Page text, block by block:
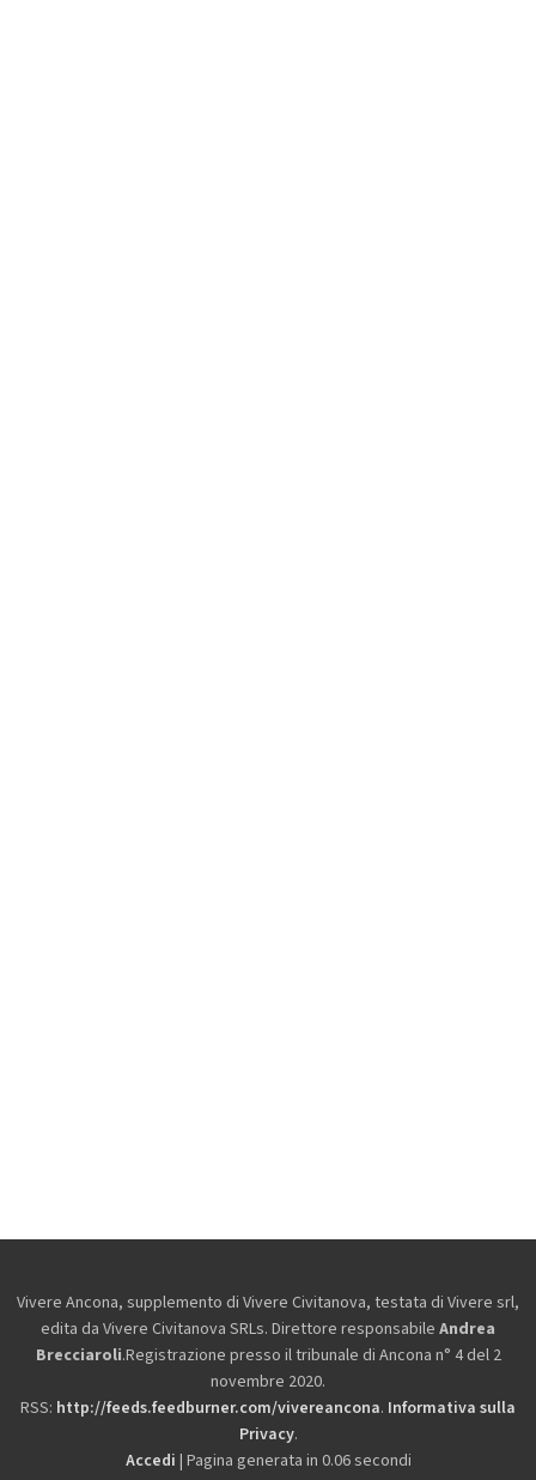
Vivere Ancona, supplemento di Vivere Civitanova, testata di Vivere srl,
edita da Vivere Civitanova SRLs. Direttore responsabile Andrea
Brecciaroli.Registrazione presso il tribunale di Ancona n° 4 del 2
novembre 2020.
RSS: http://feeds.feedburner.com/vivereancona. Informativa sulla
Privacy.
Accedi | Pagina generata in 0.06 secondi